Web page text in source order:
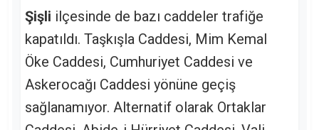
Şişli ilçesinde de bazı caddeler trafiğe
kapatıldı. Taşkışla Caddesi, Mim Kemal
Öke Caddesi, Cumhuriyet Caddesi ve
Askerocağı Caddesi yönüne geçiş
sağlanamıyor. Alternatif olarak Ortaklar